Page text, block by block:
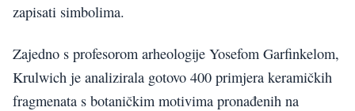
zapisati simbolima.
Zajedno s profesorom arheologije Yosefom Garfinkelom,
Krulwich je analizirala gotovo 400 primjera keramičkih
fragmenata s botaničkim motivima pronađenih na